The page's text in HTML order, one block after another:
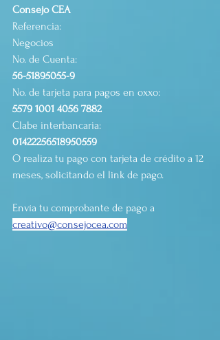
Consejo CEA
Referencia:
Negocios
No. de Cuenta:
56-51895055-9
No. de tarjeta para pagos en oxxo:
5579 1001 4056 7882
Clabe interbancaria:
01422256518950559
O realiza tu pago con tarjeta de crédito a 12
meses, solicitando el link de pago.
Envía tu comprobante de pago a
creativo@consejocea.com